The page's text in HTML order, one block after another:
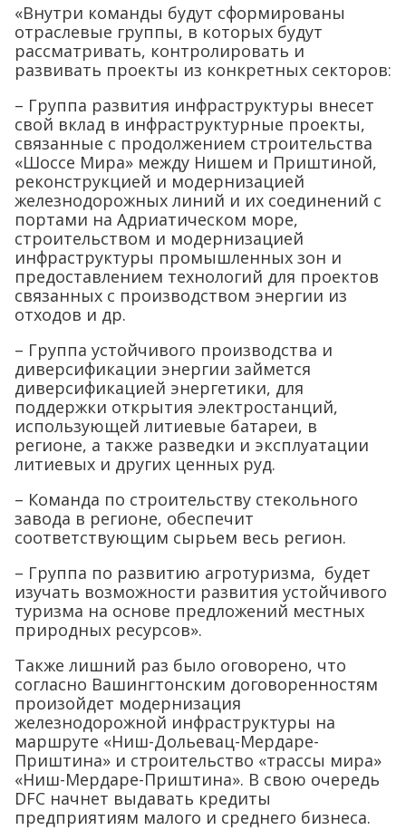
«Внутри команды будут сформированы
отраслевые группы, в которых будут
рассматривать, контролировать и
развивать проекты из конкретных секторов:
– Группа развития инфраструктуры внесет
свой вклад в инфраструктурные проекты,
связанные с продолжением строительства
«Шоссе Мира» между Нишем и Приштиной,
реконструкцией и модернизацией
железнодорожных линий и их соединений с
портами на Адриатическом море,
строительством и модернизацией
инфраструктуры промышленных зон и
предоставлением технологий для проектов
связанных с производством энергии из
отходов и др.
– Группа устойчивого производства и
диверсификации энергии займется
диверсификацией энергетики, для
поддержки открытия электростанций,
использующей литиевые батареи, в
регионе, а также разведки и эксплуатации
литиевых и других ценных руд.
– Команда по строительству стекольного
завода в регионе, обеспечит
соответствующим сырьем весь регион.
– Группа по развитию агротуризма, будет
изучать возможности развития устойчивого
туризма на основе предложений местных
природных ресурсов».
Также лишний раз было оговорено, что
согласно Вашингтонским договоренностям
произойдет модернизация
железнодорожной инфраструктуры на
маршруте «Ниш-Дольевац-Мердаре-
Приштина» и строительство «трассы мира»
«Ниш-Мердаре-Приштина». В свою очередь
DFC начнет выдавать кредиты
предприятиям малого и среднего бизнеса.